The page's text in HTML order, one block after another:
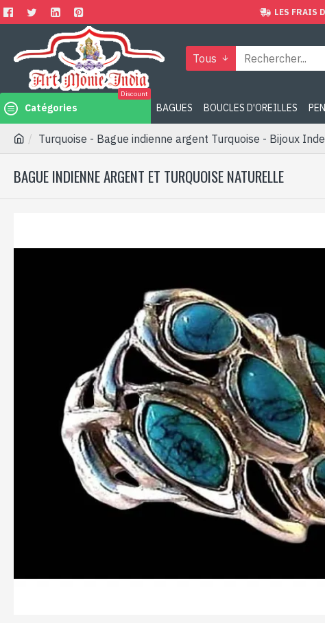
LES FRAIS
Tous
Catégories
Discount
BAGUES BOUCLES D'OREILLES
Turquoise - Bague indienne argent Turquoise - Bijoux Inde
BAGUE INDIENNE ARGENT ET TURQUOISE NATURELLE